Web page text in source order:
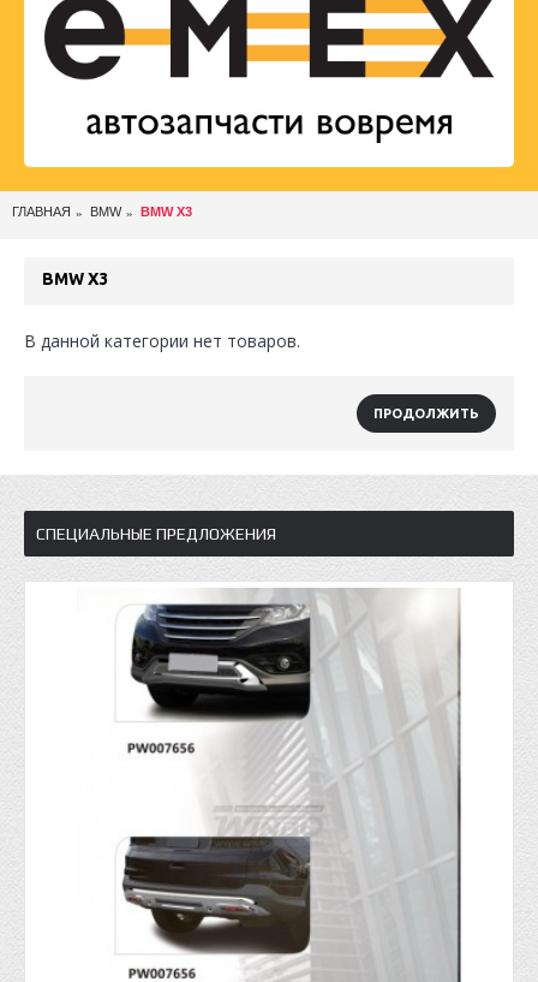
ГЛАВНАЯ BMW BMW X3
BMW X3
В данной категории нет товаров.
ПРОДОЛЖИТЬ
СПЕЦИАЛЬНЫЕ ПРЕДЛОЖЕНИЯ